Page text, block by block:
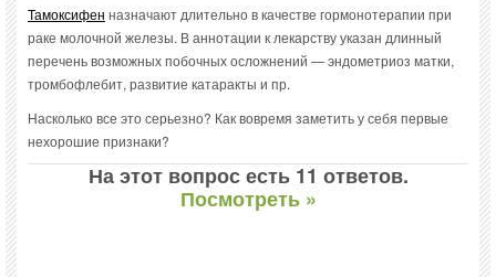
Тамоксифен назначают длительно в качестве гормонотерапии при
раке молочной железы. В аннотации к лекарству указан длинный
перечень возможных побочных осложнений — эндометриоз матки,
тромбофлебит, развитие катаракты и пр.
Насколько все это серьезно? Как вовремя заметить у себя первые
нехорошие признаки?
На этот вопрос есть 11 ответов.
Посмотреть »